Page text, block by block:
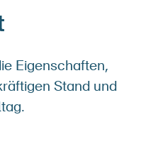
Eigenschaften,
Stand und